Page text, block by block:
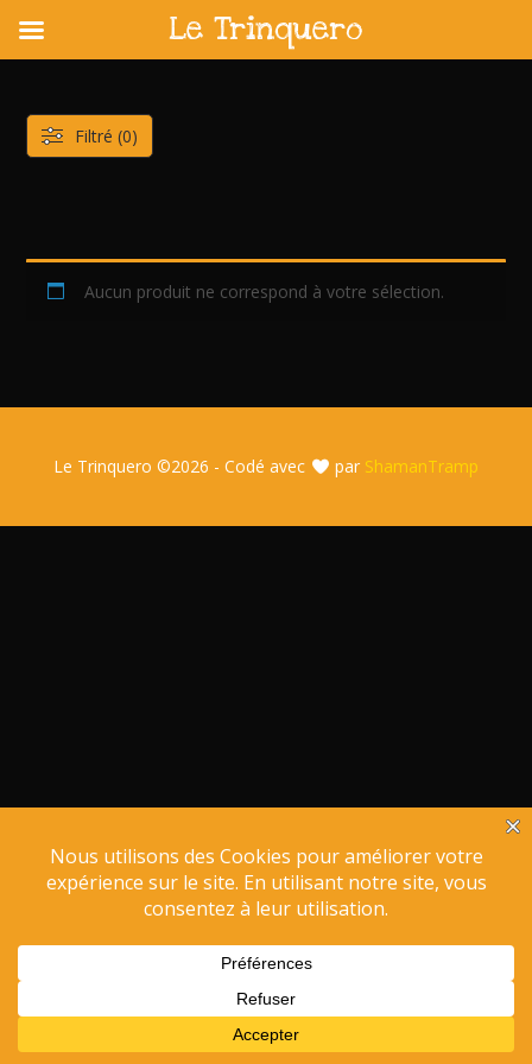
content
Aucun produit ne correspond à votre sélection.
Filtré (0)
Le Trinquero ©2026 - Codé avec par ShamanTramp
Le Trinquero